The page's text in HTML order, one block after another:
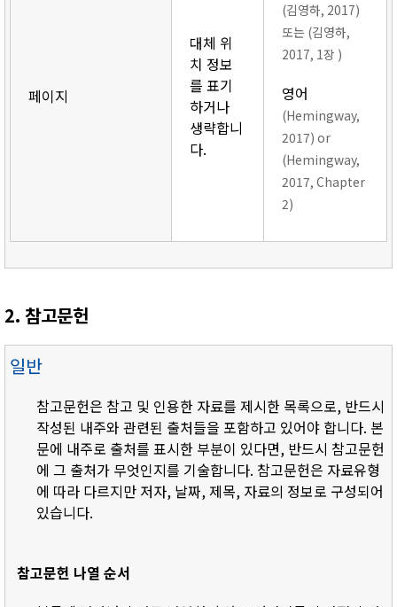
페이지
대체 위
치 정보
를 표기
하거나
생략합니
다.
(김영하, 2017)
또는 (김영하,
2017, 1장 )
영어
(Hemingway,
2017) or
(Hemingway,
2017, Chapter
2)
2. 참고문헌
일반
참고문헌은 참고 및 인용한 자료를 제시한 목록으로, 반드시
작성된 내주와 관련된 출처들을 포함하고 있어야 합니다. 본
문에 내주로 출처를 표시한 부분이 있다면, 반드시 참고문헌
에 그 출처가 무엇인지를 기술합니다. 참고문헌은 자료유형
에 따라 다르지만 저자, 날짜, 제목, 자료의 정보로 구성되어
있습니다.
참고문헌 나열 순서